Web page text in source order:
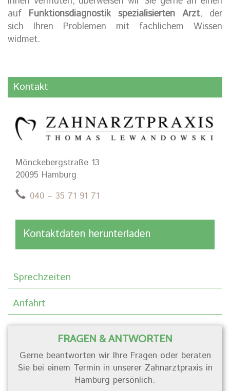
auf Funktionsdiagnostik spezialisierten Arzt, der
sich Ihren Problemen mit fachlichem Wissen
widmet.
Kontakt
Mönckebergstraße 13
20095 Hamburg
040 – 35 71 91 71
Kontaktdaten herunterladen
Sprechzeiten
Anfahrt
FRAGEN & ANTWORTEN
Gerne beantworten wir Ihre Fragen oder beraten
Sie bei einem Termin in unserer Zahnarztpraxis in
Hamburg persönlich.